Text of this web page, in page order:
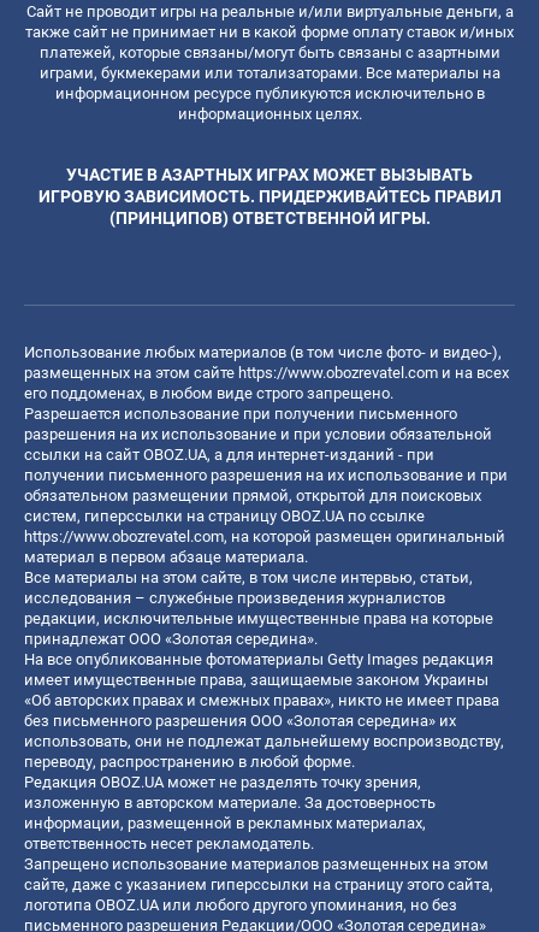
Сайт не проводит игры на реальные и/или виртуальные деньги, а
также сайт не принимает ни в какой форме оплату ставок и/иных
платежей, которые связаны/могут быть связаны с азартными
играми, букмекерами или тотализаторами. Все материалы на
информационном ресурсе публикуются исключительно в
информационных целях.
УЧАСТИЕ В АЗАРТНЫХ ИГРАХ МОЖЕТ ВЫЗЫВАТЬ
ИГРОВУЮ ЗАВИСИМОСТЬ. ПРИДЕРЖИВАЙТЕСЬ ПРАВИЛ
(ПРИНЦИПОВ) ОТВЕТСТВЕННОЙ ИГРЫ.
Использование любых материалов (в том числе фото- и видео-),
размещенных на этом сайте https://www.obozrevatel.com и на всех
его поддоменах, в любом виде строго запрещено.
Разрешается использование при получении письменного
разрешения на их использование и при условии обязательной
ссылки на сайт OBOZ.UA, а для интернет-изданий - при
получении письменного разрешения на их использование и при
обязательном размещении прямой, открытой для поисковых
систем, гиперссылки на страницу OBOZ.UA по ссылке
https://www.obozrevatel.com, на которой размещен оригинальный
материал в первом абзаце материала.
Все материалы на этом сайте, в том числе интервью, статьи,
исследования – служебные произведения журналистов
редакции, исключительные имущественные права на которые
принадлежат ООО «Золотая середина».
На все опубликованные фотоматериалы Getty Images редакция
имеет имущественные права, защищаемые законом Украины
«Об авторских правах и смежных правах», никто не имеет права
без письменного разрешения ООО «Золотая середина» их
использовать, они не подлежат дальнейшему воспроизводству,
переводу, распространению в любой форме.
Редакция OBOZ.UA может не разделять точку зрения,
изложенную в авторском материале. За достоверность
информации, размещенной в рекламных материалах,
ответственность несет рекламодатель.
Запрещено использование материалов размещенных на этом
сайте, даже с указанием гиперссылки на страницу этого сайта,
логотипа OBOZ.UA или любого другого упоминания, но без
письменного разрешения Редакции/ООО «Золотая середина»